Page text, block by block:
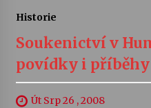
Historie
Soukenictví v
povídky i
Út Srp 26 , 2008